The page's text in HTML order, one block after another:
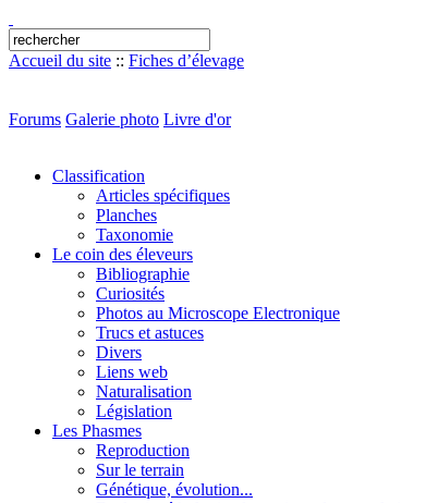
Accueil du site :: Fiches d’élevage
Forums Galerie photo Livre d'or
Classification
Articles spécifiques
Planches
Taxonomie
Le coin des éleveurs
Bibliographie
Curiosités
Photos au Microscope Electronique
Trucs et astuces
Divers
Liens web
Naturalisation
Législation
Les Phasmes
Reproduction
Sur le terrain
Génétique, évolution...